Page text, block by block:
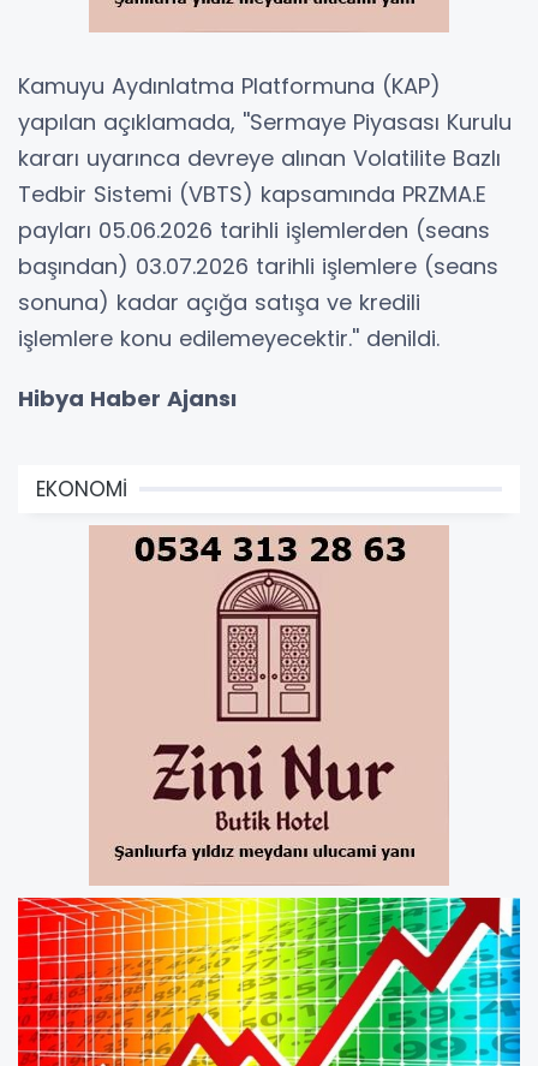
Kamuyu Aydınlatma Platformuna (KAP)
yapılan açıklamada, ''Sermaye Piyasası Kurulu
kararı uyarınca devreye alınan Volatilite Bazlı
Tedbir Sistemi (VBTS) kapsamında PRZMA.E
payları 05.06.2026 tarihli işlemlerden (seans
başından) 03.07.2026 tarihli işlemlere (seans
sonuna) kadar açığa satışa ve kredili
işlemlere konu edilemeyecektir.'' denildi.
Hibya Haber Ajansı
EKONOMİ